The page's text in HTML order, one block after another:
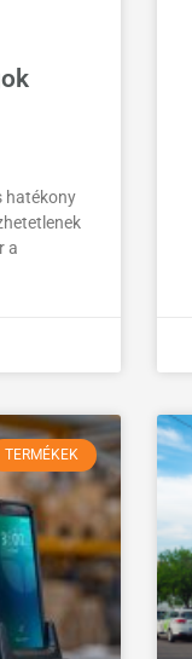
hatékony
a
TERMÉKEK